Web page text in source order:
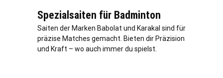
Spezialsaiten für Badminton
Saiten der Marken Babolat und Karakal sind für
präzise Matches gemacht. Bieten dir Präzision
und Kraft – wo auch immer du spielst.